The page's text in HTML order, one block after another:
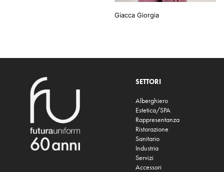
Giacca Giorgia
SETTORI
Alberghiero
Estetica/SPA
Rappresentanza
Ristorazione
Sanitario
Industria
Servizi
Accessori